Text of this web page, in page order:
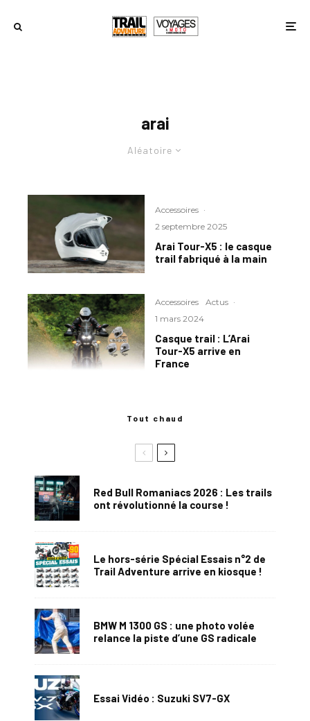
arai
Aléatoire
Accessoires ·
2 septembre 2025
Arai Tour-X5 : le casque
trail fabriqué à la main
Accessoires Actus ·
1 mars 2024
Casque trail : L’Arai
Tour-X5 arrive en
France
Tout chaud
Red Bull Romaniacs 2026 : Les trails
ont révolutionné la course !
Le hors-série Spécial Essais n°2 de
Trail Adventure arrive en kiosque !
BMW M 1300 GS : une photo volée
relance la piste d’une GS radicale
Essai Vidéo : Suzuki SV7-GX